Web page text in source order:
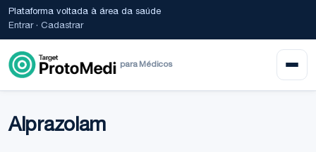
Plataforma voltada à área da saúde
Entrar· Cadastrar
para Médicos
Alprazolam